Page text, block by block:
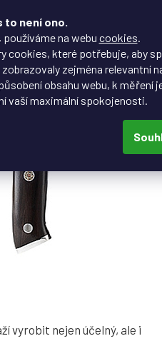
to není ono.
na webu cookies.
cookies, které potřebuje, aby
zejména relevantní
obsahu webu, k měření
vaší maximální spokojenosti.
vyrobit nejen účelný, ale i